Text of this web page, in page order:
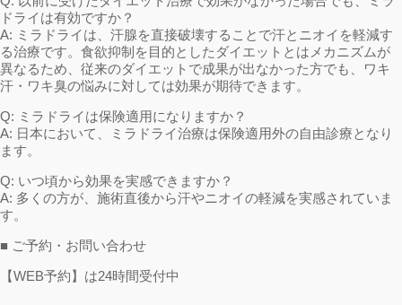
ドライは有効ですか？
A: ミラドライは、汗腺を直接破壊することで汗とニオイを軽減す
る治療です。食欲抑制を目的としたダイエットとはメカニズムが
異なるため、従来のダイエットで成果が出なかった方でも、ワキ
汗・ワキ臭の悩みに対しては効果が期待できます。
Q: ミラドライは保険適用になりますか？
A: 日本において、ミラドライ治療は保険適用外の自由診療となり
ます。
Q: いつ頃から効果を実感できますか？
A: 多くの方が、施術直後から汗やニオイの軽減を実感されていま
す。
■ ご予約・お問い合わせ
【WEB予約】は24時間受付中